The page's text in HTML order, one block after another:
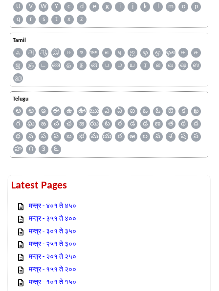
U
V W Y c d e g i j k l m o
p
q
r s t x z
Tamil
ஃ அ ஆ இ ஈ உ ஊ எ ஏ ஐ ஒ ஓ ஔ க
ச
ஜ
ஞ ட ண த ந ன ப ம ய ர ல வ ஷ
ஸ
ஹ
Telugu
అ ఆ ఇ ఈ ఉ ఊ ఋ ఎ ఏ ఐ ఒ ఓ ఔ క
ఖ
గ
ఘ ఙ చ ఛ జ ఝ ట ఠ డ ఢ ణ త థ
ద
ధ
న ప ఫ బ భ మ య ర ఱ ల వ శ ష
స
హ
౧ ౩ ౬
Latest Pages
मन्त्र - ४०१ ते ४५०
मन्त्र - ३५१ ते ४००
मन्त्र - ३०१ ते ३५०
मन्त्र - २५१ ते ३००
मन्त्र - २०१ ते २५०
मन्त्र - १५१ ते २००
मन्त्र - १०१ ते १५०